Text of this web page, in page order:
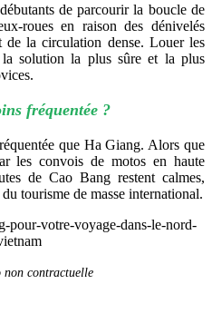
de parcourir la boucle de
roues en raison des dénivelés
de la circulation dense. Louer les
solution la plus sûre et la plus
fréquentée ?
que Ha Giang. Alors que
les convois de motos en haute
de Cao Bang restent calmes,
tourisme de masse international.
non contractuelle